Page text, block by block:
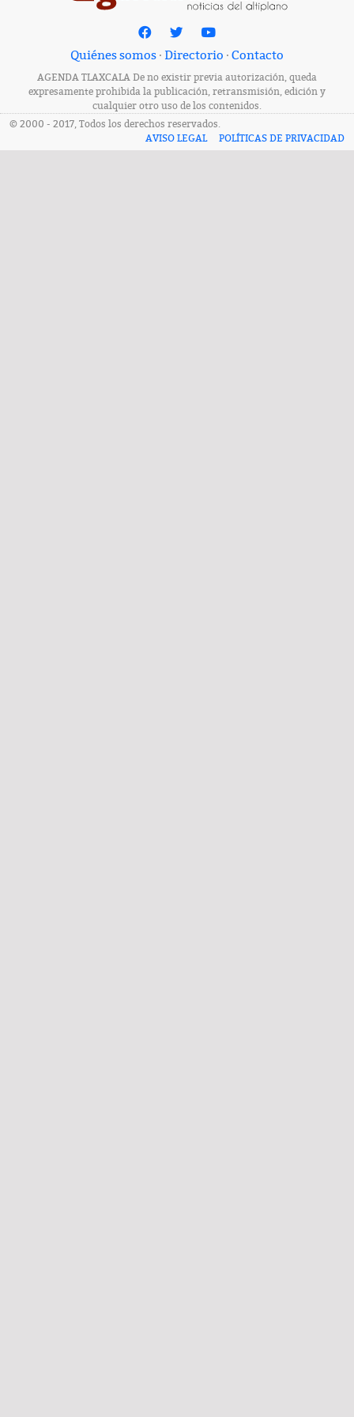
Quiénes somos · Directorio · Contacto
AGENDA TLAXCALA De no existir previa autorización, queda
expresamente prohibida la publicación, retransmisión, edición y
cualquier otro uso de los contenidos.
© 2000 - 2017, Todos los derechos reservados.
AVISO LEGAL
POLÍTICAS DE PRIVACIDAD